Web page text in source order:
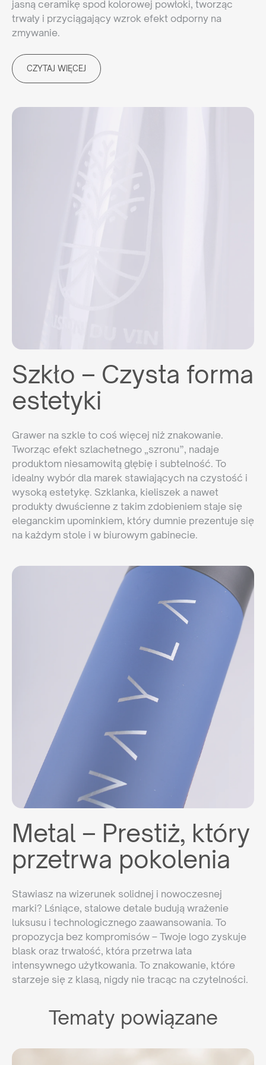
jasną ceramikę spod kolorowej powłoki, tworząc
trwały i przyciągający wzrok efekt odporny na
zmywanie.
CZYTAJ WIĘCEJ
Szkło – Czysta forma
estetyki
Grawer na szkle to coś więcej niż znakowanie.
Tworząc efekt szlachetnego „szronu”, nadaje
produktom niesamowitą głębię i subtelność. To
idealny wybór dla marek stawiających na czystość i
wysoką estetykę. Szklanka, kieliszek a nawet
produkty dwuścienne z takim zdobieniem staje się
eleganckim upominkiem, który dumnie prezentuje się
na każdym stole i w biurowym gabinecie.
Metal – Prestiż, który
przetrwa pokolenia
Stawiasz na wizerunek solidnej i nowoczesnej
marki? Lśniące, stalowe detale budują wrażenie
luksusu i technologicznego zaawansowania. To
propozycja bez kompromisów – Twoje logo zyskuje
blask oraz trwałość, która przetrwa lata
intensywnego użytkowania. To znakowanie, które
starzeje się z klasą, nigdy nie tracąc na czytelności.
Tematy powiązane